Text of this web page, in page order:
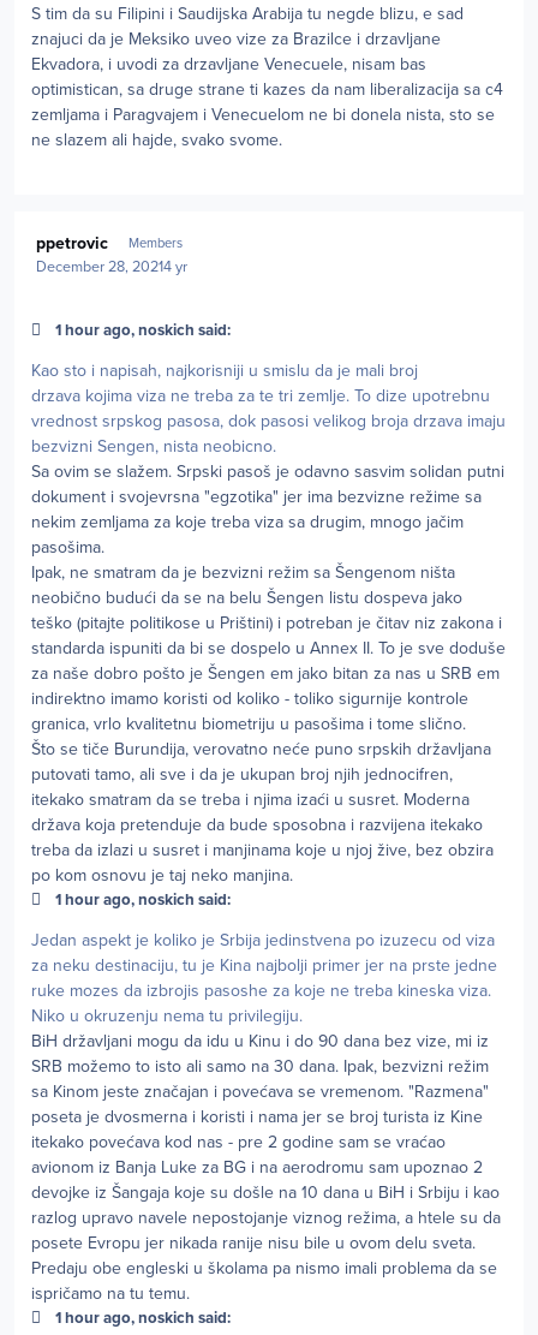
S tim da su Filipini i Saudijska Arabija tu negde blizu, e sad
znajuci da je Meksiko uveo vize za Brazilce i drzavljane
Ekvadora, i uvodi za drzavljane Venecuele, nisam bas
optimistican, sa druge strane ti kazes da nam liberalizacija sa c4
zemljama i Paragvajem i Venecuelom ne bi donela nista, sto se
ne slazem ali hajde, svako svome.
ppetrovic Members
December 28, 20214 yr
1 hour ago, noskich said:
Kao sto i napisah, najkorisniji u smislu da je mali broj
drzava kojima viza ne treba za te tri zemlje. To dize upotrebnu
vrednost srpskog pasosa, dok pasosi velikog broja drzava imaju
bezvizni Sengen, nista neobicno.
Sa ovim se slažem. Srpski pasoš je odavno sasvim solidan putni
dokument i svojevrsna "egzotika" jer ima bezvizne režime sa
nekim zemljama za koje treba viza sa drugim, mnogo jačim
pasošima.
Ipak, ne smatram da je bezvizni režim sa Šengenom ništa
neobično budući da se na belu Šengen listu dospeva jako
teško (pitajte politikose u Prištini) i potreban je čitav niz zakona i
standarda ispuniti da bi se dospelo u Annex II. To je sve doduše
za naše dobro pošto je Šengen em jako bitan za nas u SRB em
indirektno imamo koristi od koliko - toliko sigurnije kontrole
granica, vrlo kvalitetnu biometriju u pasošima i tome slično.
Što se tiče Burundija, verovatno neće puno srpskih državljana
putovati tamo, ali sve i da je ukupan broj njih jednocifren,
itekako smatram da se treba i njima izaći u susret. Moderna
država koja pretenduje da bude sposobna i razvijena itekako
treba da izlazi u susret i manjinama koje u njoj žive, bez obzira
po kom osnovu je taj neko manjina.
1 hour ago, noskich said:
Jedan aspekt je koliko je Srbija jedinstvena po izuzecu od viza
za neku destinaciju, tu je Kina najbolji primer jer na prste jedne
ruke mozes da izbrojis pasoshe za koje ne treba kineska viza.
Niko u okruzenju nema tu privilegiju.
BiH državljani mogu da idu u Kinu i do 90 dana bez vize, mi iz
SRB možemo to isto ali samo na 30 dana. Ipak, bezvizni režim
sa Kinom jeste značajan i povećava se vremenom. "Razmena"
poseta je dvosmerna i koristi i nama jer se broj turista iz Kine
itekako povećava kod nas - pre 2 godine sam se vraćao
avionom iz Banja Luke za BG i na aerodromu sam upoznao 2
devojke iz Šangaja koje su došle na 10 dana u BiH i Srbiju i kao
razlog upravo navele nepostojanje viznog režima, a htele su da
posete Evropu jer nikada ranije nisu bile u ovom delu sveta.
Predaju obe engleski u školama pa nismo imali problema da se
ispričamo na tu temu.
1 hour ago, noskich said: